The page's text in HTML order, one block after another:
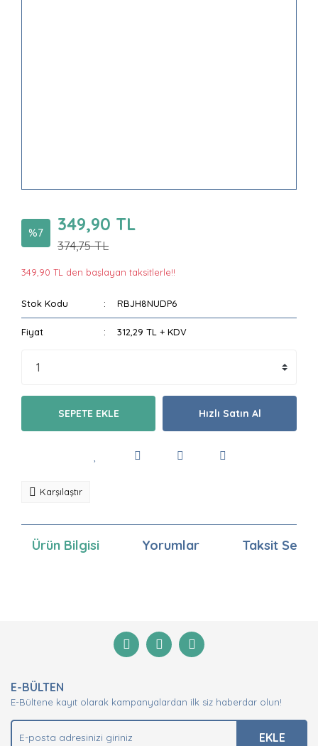
%7 349,90 TL
374,75 TL
349,90 TL den başlayan taksitlerle!!
Stok Kodu RBJH8NUDP6
Fiyat 312,29 TL + KDV
SEPETE EKLE Hızlı Satın Al
Karşılaştır
Ürün Bilgisi Yorumlar Taksit
Yorum Yaz
Görüş ve önerileriniz için teşekkür ederiz.
Ürün açıklamasında eksik bilgiler bulunuyor.
Ürün bilgilerinde hatalar bulunuyor.
E-BÜLTEN
E-Bültene kayıt olarak kampanyalardan ilk siz haberdar olun!
EKLE